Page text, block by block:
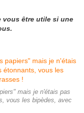
vous être utile si une
mais je n'étais pas
vous les bipèdes, avec